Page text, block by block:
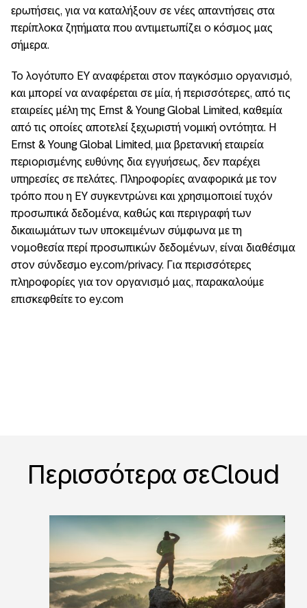
ερωτήσεις, για να καταλήξουν σε νέες απαντήσεις στα
περίπλοκα ζητήματα που αντιμετωπίζει ο κόσμος μας
σήμερα.
To λογότυπο ΕΥ αναφέρεται στον παγκόσμιο οργανισμό,
και μπορεί να αναφέρεται σε μία, ή περισσότερες, από τις
εταιρείες μέλη της Ernst & Young Global Limited, καθεμία
από τις οποίες αποτελεί ξεχωριστή νομική οντότητα. Η
Ernst & Young Global Limited, μια βρετανική εταιρεία
περιορισμένης ευθύνης δια εγγυήσεως, δεν παρέχει
υπηρεσίες σε πελάτες. Πληροφορίες αναφορικά με τον
τρόπο που η ΕΥ συγκεντρώνει και χρησιμοποιεί τυχόν
προσωπικά δεδομένα, καθώς και περιγραφή των
δικαιωμάτων των υποκειμένων σύμφωνα με τη
νομοθεσία περί προσωπικών δεδομένων, είναι διαθέσιμα
στον σύνδεσμο ey.com/privacy. Για περισσότερες
πληροφορίες για τον οργανισμό μας, παρακαλούμε
επισκεφθείτε το ey.com
Περισσότερα σεCloud